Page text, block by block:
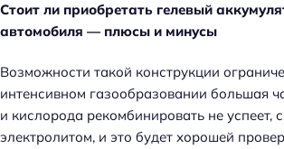
Стоит ли приобретать гелевый
автомобиля — плюсы и минусы
Возможности такой конструкции
интенсивном газообразовании большая
и кислорода рекомбинировать не успеет,
электролитом, и это будет хорошей